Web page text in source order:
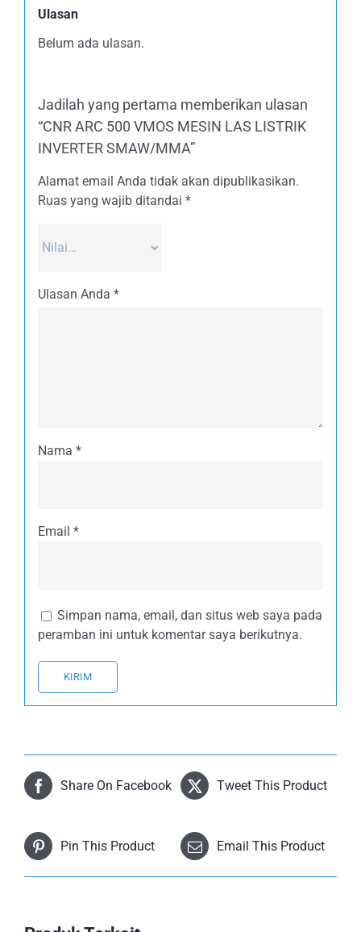
Ulasan
Belum ada ulasan.
Jadilah yang pertama memberikan ulasan
“CNR ARC 500 VMOS MESIN LAS LISTRIK
INVERTER SMAW/MMA”
Alamat email Anda tidak akan dipublikasikan.
Ruas yang wajib ditandai *
Ulasan Anda *
Nama *
Email *
Simpan nama, email, dan situs web saya pada
peramban ini untuk komentar saya berikutnya.
Share On Facebook Tweet This Product
Pin This Product Email This Product